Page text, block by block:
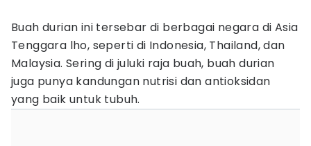
Buah durian ini tersebar di berbagai negara di Asia
Tenggara lho, seperti di Indonesia, Thailand, dan
Malaysia. Sering di juluki raja buah, buah durian
juga punya kandungan nutrisi dan antioksidan
yang baik untuk tubuh.